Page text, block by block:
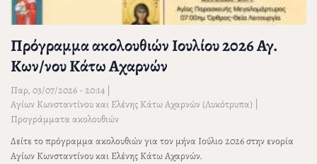
Πρόγραμμα ακολουθιών Ιουλίου 2026 Αγ.
Κων/νου Κάτω Αχαρνών
Παρ, 03/07/2026 - 20:14 |
Αγίων Κωνσταντίνου και Ελένης Κάτω Αχαρνών (Λυκότρυπα) |
Προγράμματα ακολουθιών
Δείτε το πρόγραμμα ακολουθιών για τον μήνα Ιούλιο 2026 στην ενορία
Αγίων Κωνσταντίνου και Ελένης Κάτω Αχαρνών.